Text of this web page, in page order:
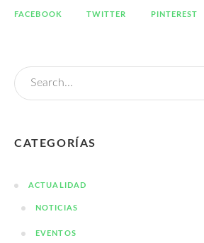
FACEBOOK TWITTER PINTEREST
CATEGORÍAS
ACTUALIDAD
NOTICIAS
EVENTOS